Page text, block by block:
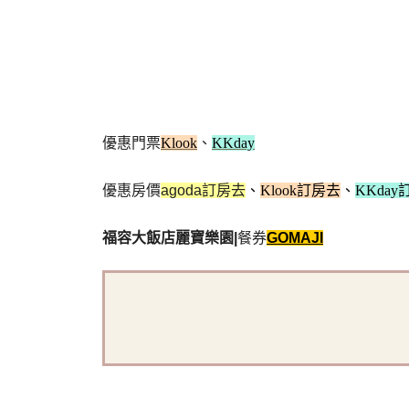
優惠門票Klook 、 KKday
優惠房價agoda訂房去 、 Klook訂房去 、 KKday
福容大飯店麗寶樂園 餐券GOMAJI